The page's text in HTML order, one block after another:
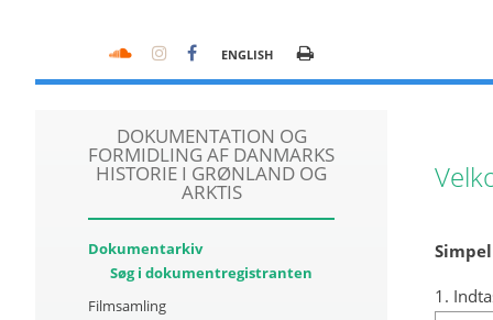
ENGLISH
DOKUMENTATION OG
FORMIDLING AF DANMARKS
HISTORIE I GRØNLAND OG
ARKTIS
Dokumentarkiv
Søg i dokumentregistranten
Filmsamling
1.